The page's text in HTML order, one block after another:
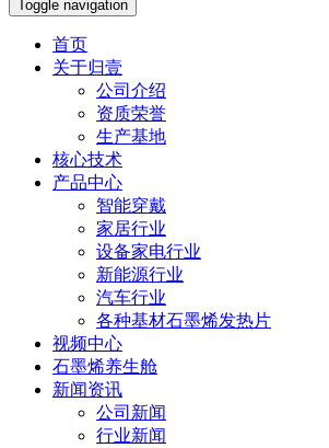
Toggle navigation
首页
关于归壹
公司介绍
资质荣誉
生产基地
核心技术
产品中心
智能穿戴
家居行业
设备家电行业
新能源行业
汽车行业
各种基材石墨烯发热片
视频中心
石墨烯养生舱
新闻资讯
公司新闻
行业新闻